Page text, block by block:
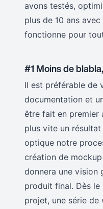
avons testés,
plus de 10 ans
fonctionne pour
#1 Moins de
Il est préférable de
documentation et
être fait en premier
plus vite un
optique notre
création de
donnera une vision
produit final. Dès
projet, une série de